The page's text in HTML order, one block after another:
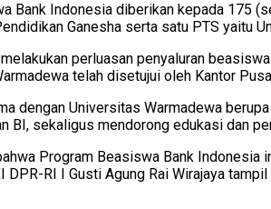
Bank Indonesia diberikan kepada 175
Ganesha serta satu PTS yaitu
perluasan penyaluran
telah disetujui oleh Kantor
dengan Universitas Warmadewa
BI, sekaligus mendorong edukasi dan
Program Beasiswa Bank
RI I Gusti Agung Rai Wirajaya